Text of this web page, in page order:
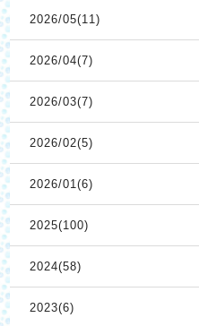
2026/05(11)
2026/04(7)
2026/03(7)
2026/02(5)
2026/01(6)
2025(100)
2024(58)
2023(6)